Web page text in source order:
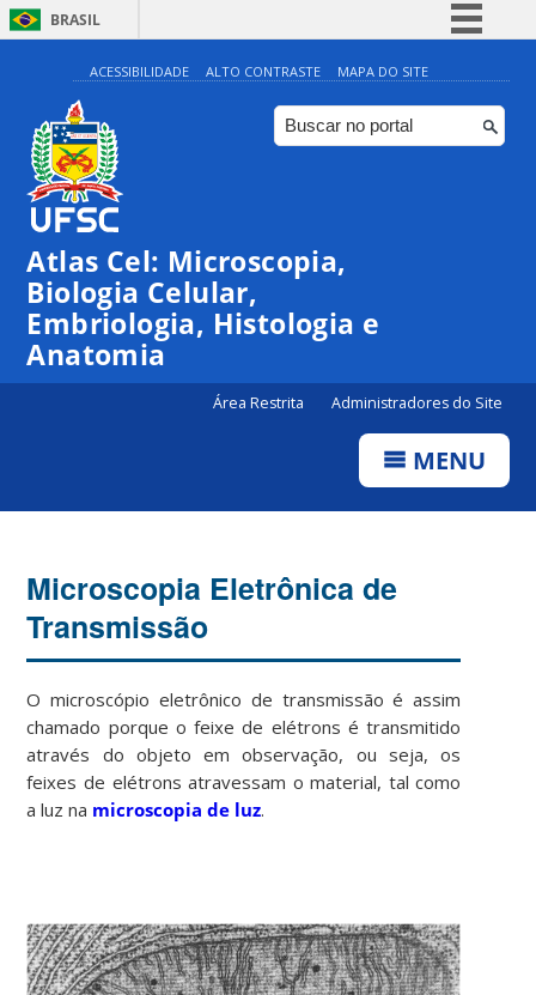
BRASIL
Simplifique!
Comunica BR
Participe
ACESSIBILIDADE ALTO CONTRASTE MAPA DO SITE
Atlas Cel: Microscopia,
Biologia Celular,
Embriologia, Histologia e
Anatomia
Área Restrita Administradores do Site
MENU
Microscopia Eletrônica de
Transmissão
O microscópio eletrônico de transmissão é assim
chamado porque o feixe de elétrons é transmitido
através do objeto em observação, ou seja, os
feixes de elétrons atravessam o material, tal como
a luz na microscopia de luz.